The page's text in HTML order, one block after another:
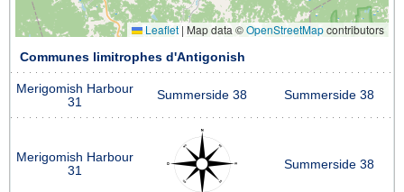
Leaflet | Map data ©OpenStreetMapcontributors
Communes limitrophes d'Antigonish
Merigomish Harbour
31
Summerside 38 Summerside 38
Merigomish Harbour
31
Summerside 38